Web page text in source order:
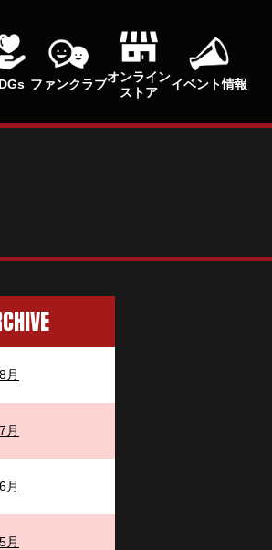
ファンクラブ
オンライン
ストア
イベント情報
月
月
月
月